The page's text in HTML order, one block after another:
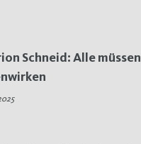
Schneid: Alle müssen